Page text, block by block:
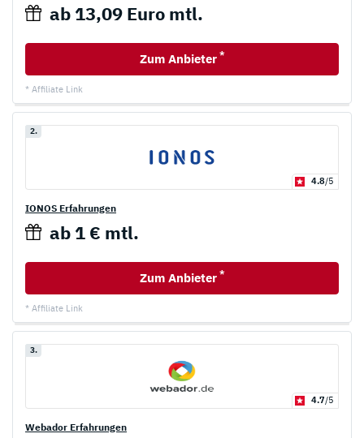
ab 13,09 Euro mtl.
Zum Anbieter *
* Affiliate Link
2.
4.8/5
IONOS Erfahrungen
ab 1 € mtl.
Zum Anbieter *
* Affiliate Link
3.
4.7/5
Webador Erfahrungen